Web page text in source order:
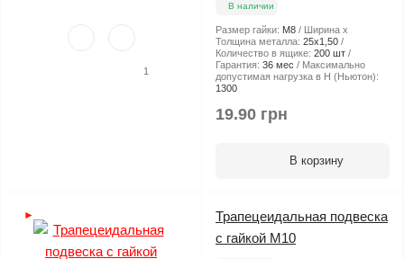
1
В наличии
Размер гайки: М8
Ширина х
Толщина металла: 25х1,50
Количество в ящике: 200 шт
Гарантия: 36 мес
Максимально
допустимая нагрузка в Н (Ньютон):
1300
19.90 грн
В корзину
►
Трапецеидальная подвеска
с гайкой М10